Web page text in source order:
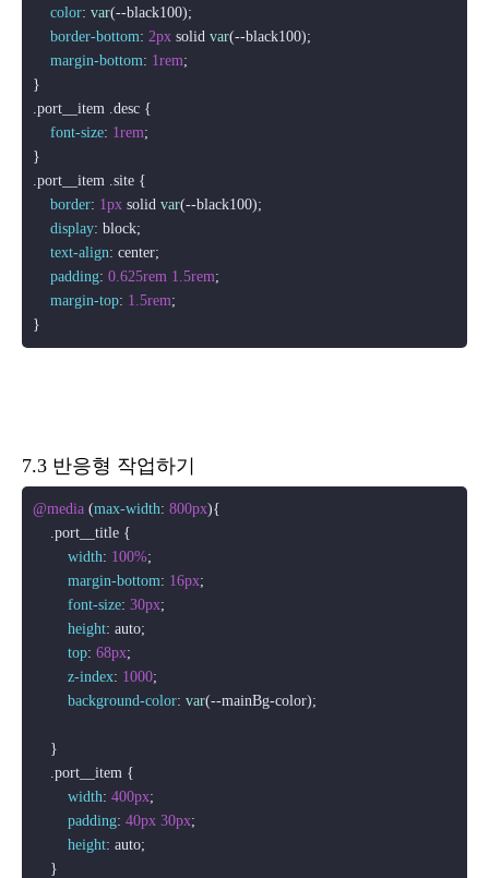
color: var(--black100);
border-bottom: 2px solid var(--black100);
margin-bottom: 1rem;
.port__item .desc {
font-size: 1rem;
.port__item .site {
border: 1px solid var(--black100);
display: block;
text-align: center;
padding: 0.625rem 1.5rem;
margin-top: 1.5rem;
7.3 반응형 작업하기
@media (max-width: 800px){
.port__title {
width: 100%;
margin-bottom: 16px;
font-size: 30px;
height: auto;
top: 68px;
z-index: 1000;
background-color: var(--mainBg-color);
    }
.port__item {
width: 400px;
padding: 40px 30px;
height: auto;
    }